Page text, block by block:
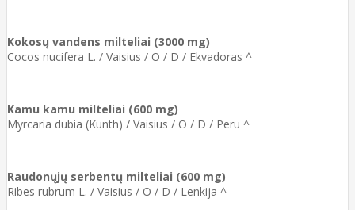
Kokosų vandens milteliai (3000 mg)
Cocos nucifera L. / Vaisius / O / D / Ekvadoras ^
Kamu kamu milteliai (600 mg)
Myrcaria dubia (Kunth) / Vaisius / O / D / Peru ^
Raudonųjų serbentų milteliai (600 mg)
Ribes rubrum L. / Vaisius / O / D / Lenkija ^